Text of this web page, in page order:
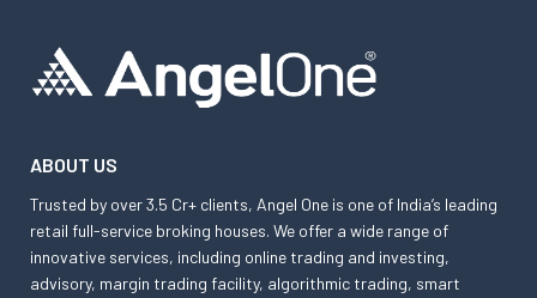
ABOUT US
Trusted by over 3.5 Cr+ clients, Angel One is one of India’s leading
retail full-service broking houses. We offer a wide range of
innovative services, including online trading and investing,
advisory, margin trading facility, algorithmic trading, smart